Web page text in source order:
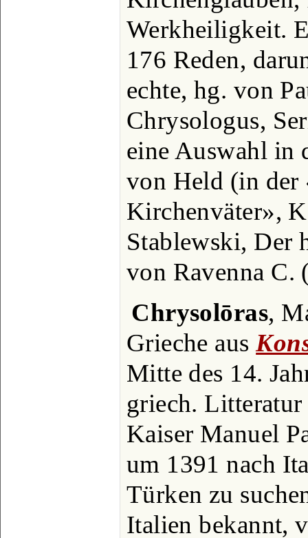
Werkheiligkeit.
176 Reden,
echte, hg. von
Chrysologus,
eine Auswahl in
von Held (in
Kirchenväter»,
Stablewski, Der
von Ravenna C.
Chrysolōras,
Grieche aus
Mitte des 14.
griech.
Kaiser Manuel
um 1391 nach
Türken zu
Italien bekannt,